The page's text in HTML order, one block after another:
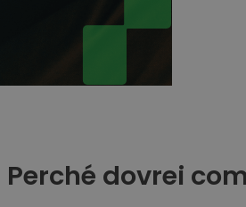
Perché dovrei